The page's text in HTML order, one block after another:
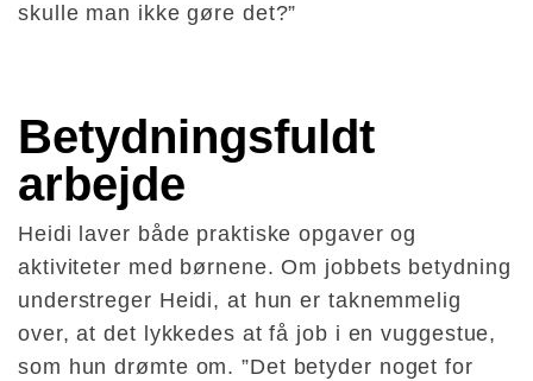
skulle man ikke gøre det?”
Betydningsfuldt
arbejde
Heidi laver både praktiske opgaver og
aktiviteter med børnene. Om jobbets betydning
understreger Heidi, at hun er taknemmelig
over, at det lykkedes at få job i en vuggestue,
som hun drømte om. ”Det betyder noget for